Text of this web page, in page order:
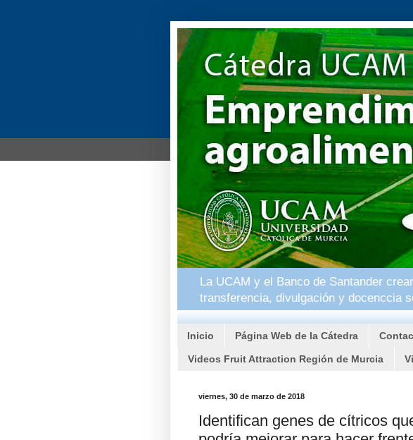
La UCAM y el Banco de Santander
transferencia, divulgación y docenccia
Inicio Página Web de la Cátedra
Videos Fruit Attraction Región de Murcia
viernes, 30 de marzo de 2018
Identifican genes de cítricos